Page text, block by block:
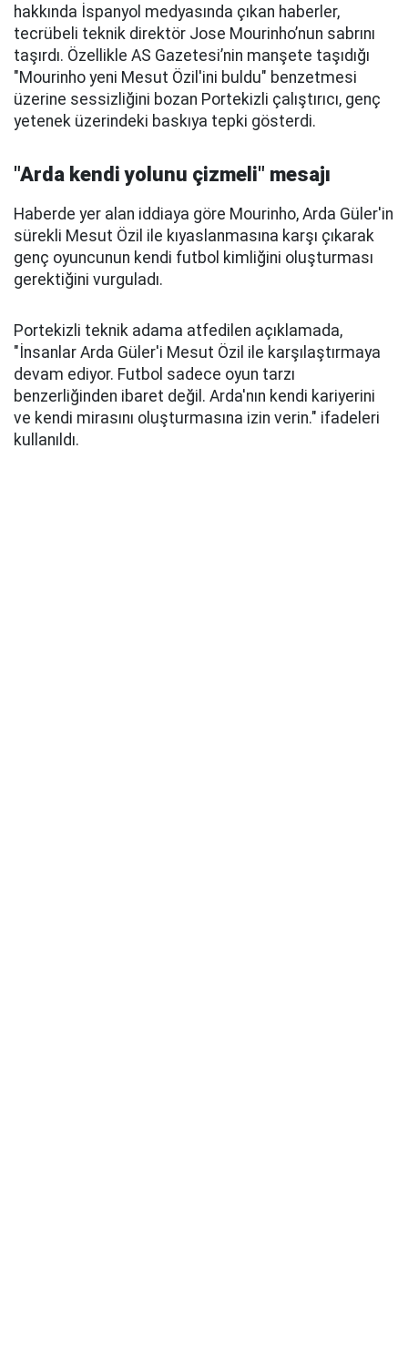
hakkında İspanyol medyasında çıkan haberler,
tecrübeli teknik direktör Jose Mourinho’nun sabrını
taşırdı. Özellikle AS Gazetesi’nin manşete taşıdığı
"Mourinho yeni Mesut Özil'ini buldu" benzetmesi
üzerine sessizliğini bozan Portekizli çalıştırıcı, genç
yetenek üzerindeki baskıya tepki gösterdi.
"Arda kendi yolunu çizmeli" mesajı
Haberde yer alan iddiaya göre Mourinho, Arda Güler'in
sürekli Mesut Özil ile kıyaslanmasına karşı çıkarak
genç oyuncunun kendi futbol kimliğini oluşturması
gerektiğini vurguladı.
Portekizli teknik adama atfedilen açıklamada,
"İnsanlar Arda Güler'i Mesut Özil ile karşılaştırmaya
devam ediyor. Futbol sadece oyun tarzı
benzerliğinden ibaret değil. Arda'nın kendi kariyerini
ve kendi mirasını oluşturmasına izin verin." ifadeleri
kullanıldı.